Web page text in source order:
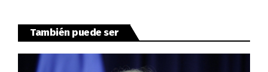
También puede ser